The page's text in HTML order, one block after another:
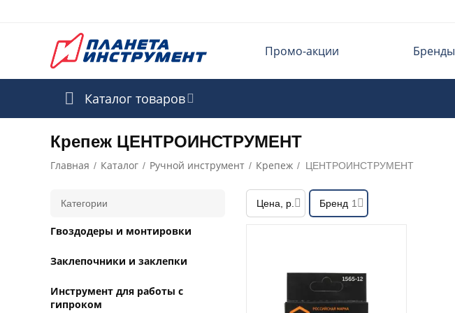
Промо-акции Бренды
Каталог товаров
Крепеж ЦЕНТРОИНСТРУМЕНТ
Главная / Каталог / Ручной инструмент / Крепеж / ЦЕНТРОИНСТРУМЕНТ
Цена, р. Бренд 1
Категории
Гвоздодеры и монтировки
Заклепочники и заклепки
Инструмент для работы с
гипроком